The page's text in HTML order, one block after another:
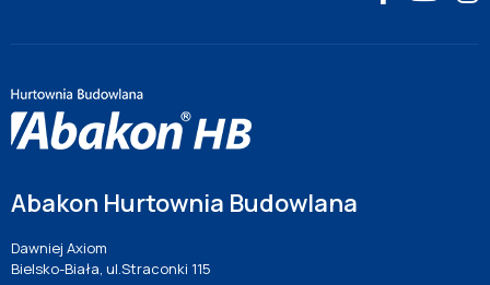
Abakon Hurtownia Budowlana
Dawniej Axiom
Bielsko-Biała, ul.Straconki 115